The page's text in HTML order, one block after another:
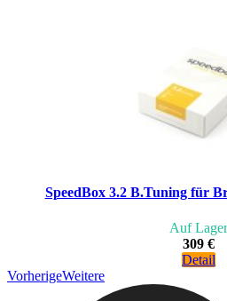
SpeedBox 3.2 B.Tuning für
Auf Lager
309 €
Detail
VorherigeWeitere